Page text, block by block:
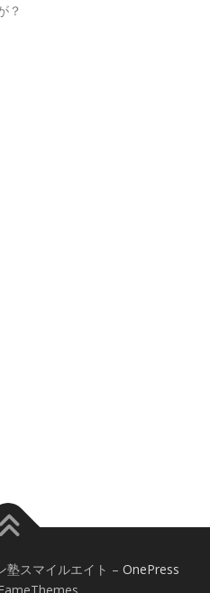
？
スマイルエイト – OnePress